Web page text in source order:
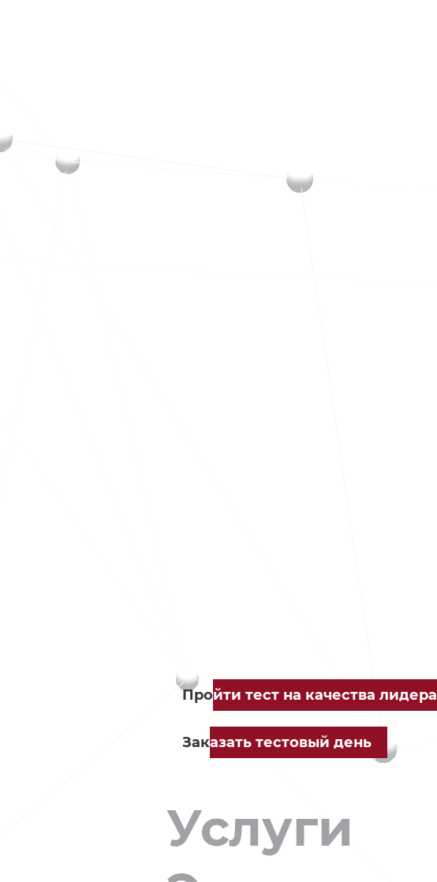
Пройти тест на качества лидера
Заказать тестовый день
Услуги